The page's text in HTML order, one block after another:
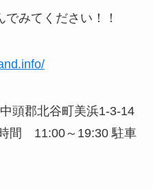
みてください！！
頭郡北谷町美浜1-3-14
間 11:00～19:30 駐車